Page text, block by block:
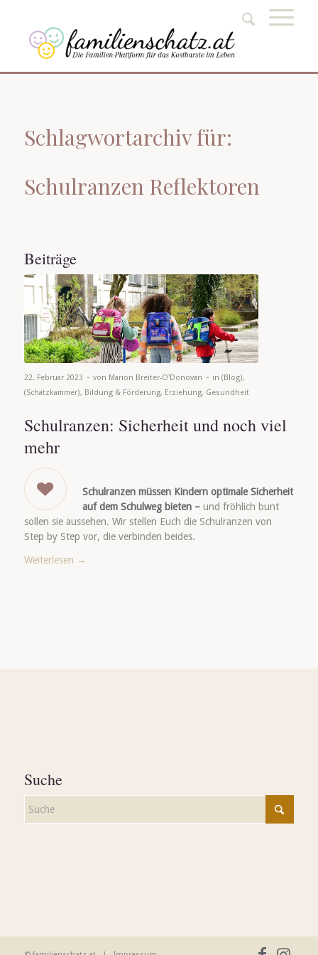
Schlagwortarchiv für:
Schulranzen Reflektoren
Beiträge
22. Februar 2023 - von Marion Breiter-O'Donovan - in (Blog),
(Schatzkammer), Bildung & Förderung, Erziehung, Gesundheit
Schulranzen: Sicherheit und noch viel
mehr
Schulranzen müssen Kindern optimale Sicherheit
auf dem Schulweg bieten – und fröhlich bunt
sollen sie aussehen. Wir stellen Euch die Schulranzen von
Step by Step vor, die verbinden beides.
Weiterlesen →
Suche